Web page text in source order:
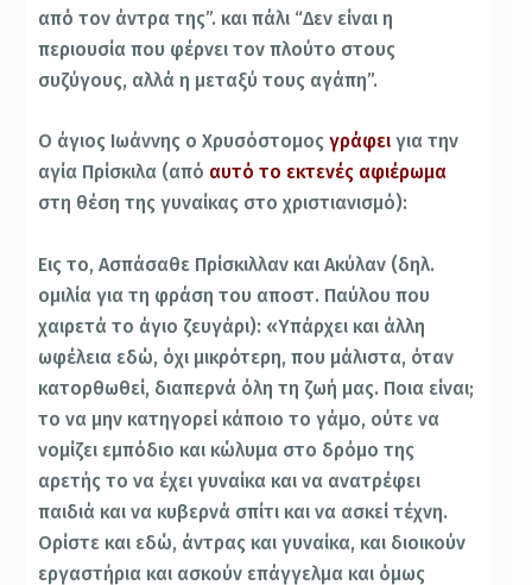
από τον άντρα της”. και πάλι “Δεν είναι η
περιουσία που φέρνει τον πλούτο στους
συζύγους, αλλά η μεταξύ τους αγάπη”.
Ο άγιος Ιωάννης ο Χρυσόστομοςγράφει για την
αγία Πρίσκιλα (από αυτό το εκτενές αφιέρωμα
στη θέση της γυναίκας στο χριστιανισμό):
Εις το, Ασπάσαθε Πρίσκιλλαν και Ακύλαν (δηλ.
ομιλία για τη φράση του αποστ. Παύλου που
χαιρετά το άγιο ζευγάρι): «Υπάρχει και άλλη
ωφέλεια εδώ, όχι μικρότερη, που μάλιστα, όταν
κατορθωθεί, διαπερνά όλη τη ζωή μας. Ποια είναι;
το να μην κατηγορεί κάποιο το γάμο, ούτε να
νομίζει εμπόδιο και κώλυμα στο δρόμο της
αρετής το να έχει γυναίκα και να ανατρέφει
παιδιά και να κυβερνά σπίτι και να ασκεί τέχνη.
Ορίστε και εδώ, άντρας και γυναίκα, και διοικούν
εργαστήρια και ασκούν επάγγελμα και όμως